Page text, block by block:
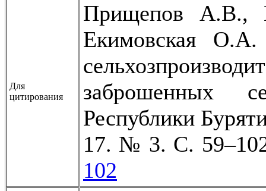
Для
цитирования
Прищепов А.В.,
Екимовская О.А.
заброшенных
Республики
17. № 3. С.
102